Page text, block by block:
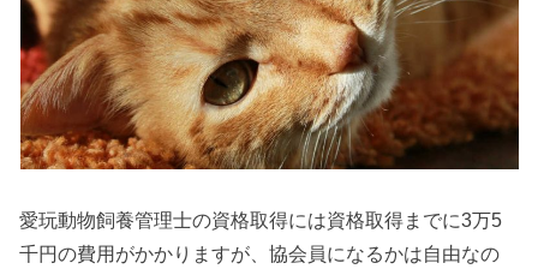
愛玩動物飼養管理士の資格取得には資格取得までに3万5
千円の費用がかかりますが、協会員になるかは自由なの